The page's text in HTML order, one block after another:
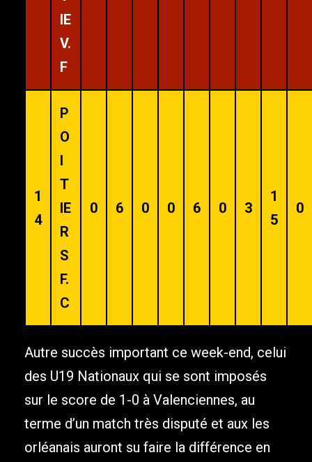
IE
V.
F
1
4
P
O
I
T
IE
R
S
F.
C
0 6 0 0 6 0 3
1
5
0
Autre succès important ce week-end, celui
des U19 Nationaux qui se sont imposés
sur le score de 1-0 à Valenciennes, au
terme d’un match très disputé et aux les
orléanais auront su faire la différence en